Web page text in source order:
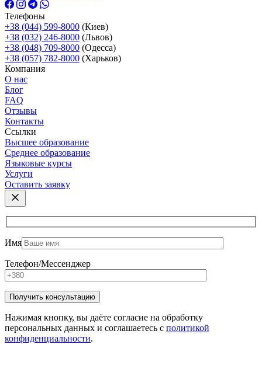
Телефоны
+38 (044) 599-8000 (Киев)
+38 (032) 246-8000 (Львов)
+38 (048) 709-8000 (Одесcа)
+38 (057) 782-8000 (Харьков)
Компания
О нас
Блог
FAQ
Отзывы
Контакты
Ссылки
Высшее образование
Среднее образование
Языковые курсы
Услуги
Оставить заявку
Имя
Телефон/Мессенджер
Нажимая кнопку, вы даёте согласие на обработку
персональных данных и соглашаетесь с политикой
конфиденциальности.